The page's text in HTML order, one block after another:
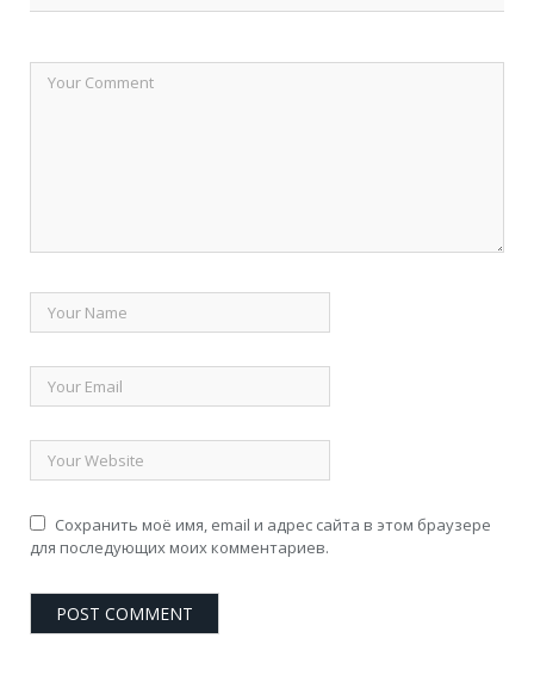
Сохранить моё имя, email и адрес сайта в этом браузере
для последующих моих комментариев.